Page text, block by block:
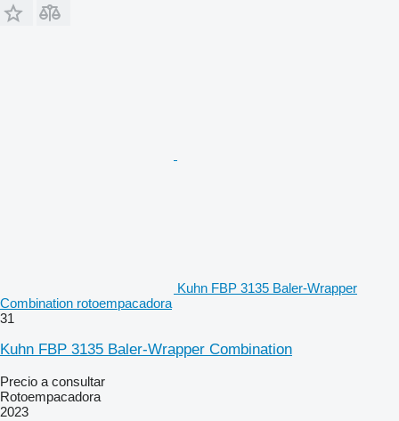
Kuhn FBP 3135 Baler-Wrapper
Combination rotoempacadora
31
Kuhn FBP 3135 Baler-Wrapper Combination
Precio a consultar
Rotoempacadora
2023